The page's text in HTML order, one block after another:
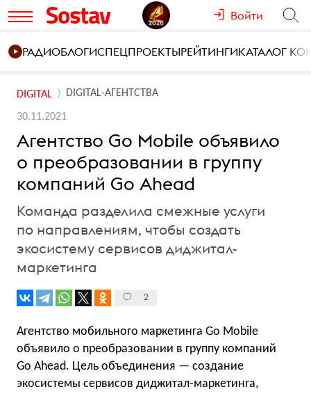
Войти
РАДИОБЛОГИСПЕЦПРОЕКТЫРЕЙТИНГИКАТАЛОГ
DIGITAL DIGITAL-АГЕНТСТВА
30.11.2021
Агентство Go Mobile объявило
о преобразовании в группу
компаний Go Ahead
Команда разделила смежные услуги
по направлениям, чтобы создать
экосистему сервисов диджитал-
маркетинга
2
Агентство мобильного маркетинга Go Mobile
объявило о преобразовании в группу компаний
Go Ahead. Цель объединения — создание
экосистемы сервисов диджитал-маркетинга,